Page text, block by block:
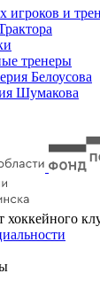
игроков и
тренеры
Белоусова
Шумакова